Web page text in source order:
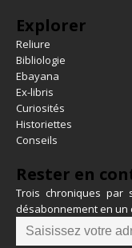
Explorer
Reliure
Bibliologie
Ebayana
Ex-libris
Curiosités
Historiettes
Conseils
Rester en
Trois chroniques par
désabonnement en un